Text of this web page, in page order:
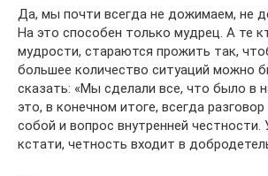
Да, мы почти всегда не дожимаем, не
На это способен только мудрец. А те
мудрости, стараются прожить так,
большее количество ситуаций можно
сказать: «Мы сделали все, что было в
это, в конечном итоге, всегда
собой и вопрос внутренней честности.
кстати, четность входит в